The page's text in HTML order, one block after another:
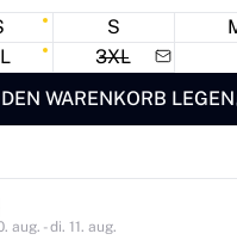
S
3XL
WARENKORB LEGEN
aug. - di. 11. aug.